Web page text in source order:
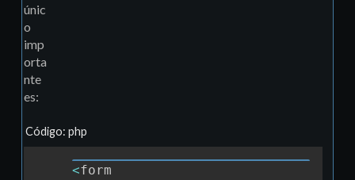
únic
o
imp
orta
nte
es:
Código: php
<form